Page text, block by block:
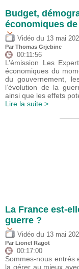
Budget,
économiques
Vidéo du 13 mai
Par Thomas Grjebine
00:11:56
L’émission Les
économiques du
du gouvernement,
l’évolution de la
ainsi que les effets
Lire la suite >
La France est-
guerre ?
Vidéo du 13 mai
Par Lionel Ragot
00:17:00
Sommes-nous entrés
la gérer au mieux